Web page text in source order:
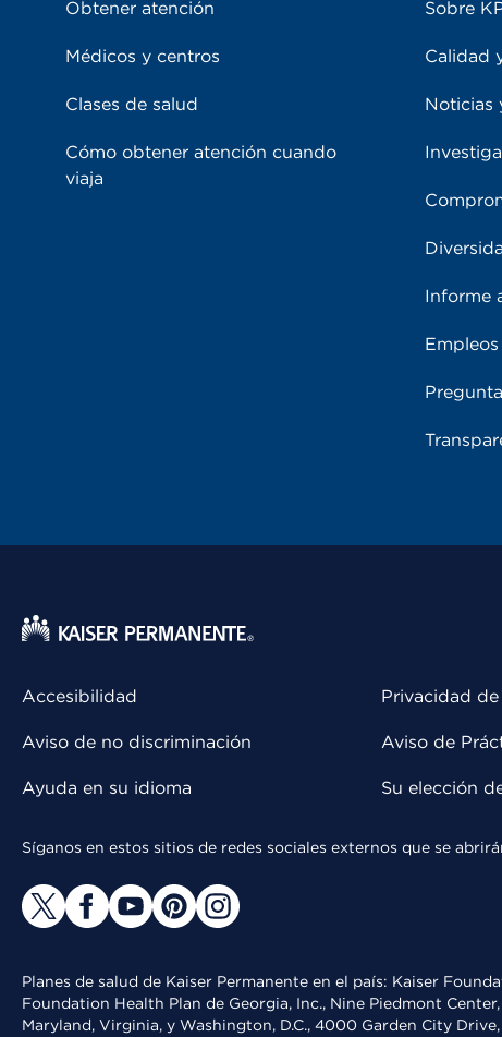
Obtener atención
Médicos y centros
Clases de salud
Cómo obtener atención cuando
viaja
Sobre
Calidad
Noticias
Informe
Empleos
Accesibilidad
Aviso de no discriminación
Ayuda en su idioma
Privacidad
Aviso de
Su elección
Síganos en estos sitios de redes sociales externos que se
Planes de salud de Kaiser Permanente en el país: Kaiser
Foundation Health Plan de Georgia, Inc., Nine Piedmont
Maryland, Virginia, y Washington, D.C., 4000 Garden City